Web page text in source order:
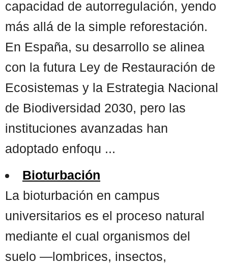
capacidad de autorregulación, yendo
más allá de la simple reforestación.
En España, su desarrollo se alinea
con la futura Ley de Restauración de
Ecosistemas y la Estrategia Nacional
de Biodiversidad 2030, pero las
instituciones avanzadas han
adoptado enfoqu ...
Bioturbación
La bioturbación en campus
universitarios es el proceso natural
mediante el cual organismos del
suelo —lombrices, insectos,